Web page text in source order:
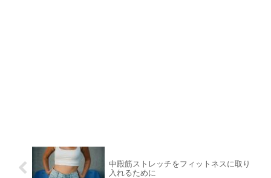
中殿筋ストレッチをフィットネスに取り
入れるために